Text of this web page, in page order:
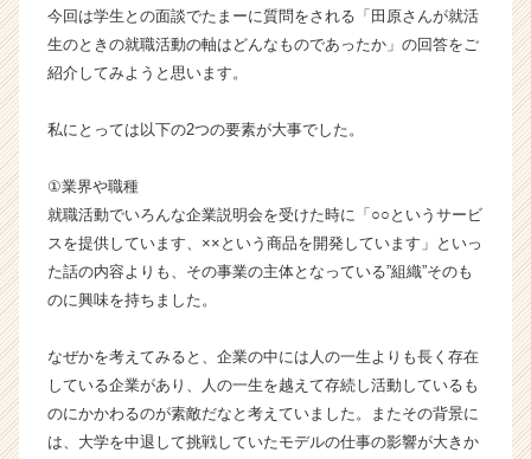
成
長
企
か
ウ
ト
が
届
活
サ
イ
ト
今回は学生との面談でたまーに質問をされる「田原さんが就活
生のときの就職活動の軸はどんなものであったか」の回答をご
紹介してみようと思います。
私にとっては以下の2つの要素が大事でした。
①業界や職種
就職活動でいろんな企業説明会を受けた時に「○○というサービ
スを提供しています、××という商品を開発しています」といっ
た話の内容よりも、その事業の主体となっている”組織”そのも
のに興味を持ちました。
なぜかを考えてみると、企業の中には人の一生よりも長く存在
している企業があり、人の一生を越えて存続し活動しているも
のにかかわるのが素敵だなと考えていました。またその背景に
は、大学を中退して挑戦していたモデルの仕事の影響が大きか